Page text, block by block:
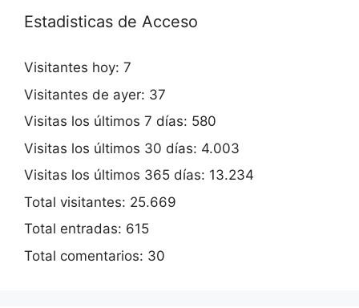
Estadisticas de Acceso
Visitantes hoy: 7
Visitantes de ayer: 37
Visitas los últimos 7 días: 580
Visitas los últimos 30 días: 4.003
Visitas los últimos 365 días: 13.234
Total visitantes: 25.669
Total entradas: 615
Total comentarios: 30